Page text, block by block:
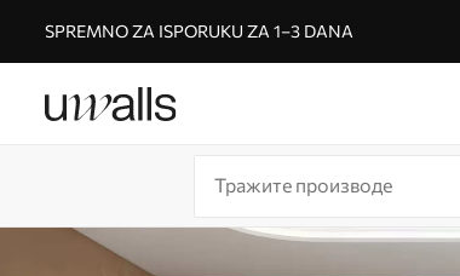
SPREMNO ZA ISPORUKU ZA 1–3 DANA